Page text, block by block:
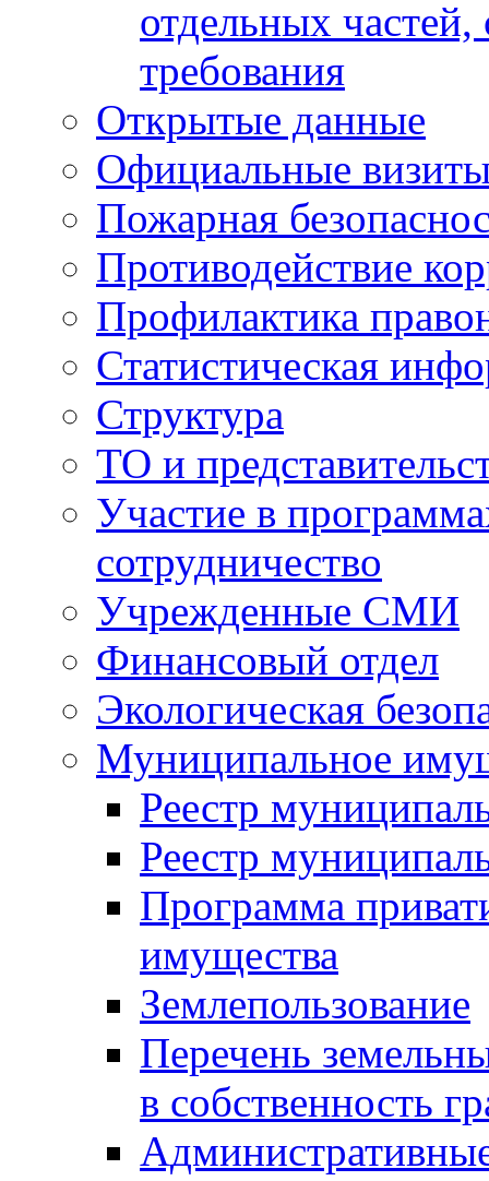
отдельных
требования
Открытые данные
Официальные
Пожарная
Противодействие
Профилактика
Статистическая
Структура
ТО и
Участие в
сотрудничество
Учрежденные СМИ
Финансовый отдел
Экологическая
Муниципальное
Реестр
Реестр
Программа
имущества
Землепользование
Перечень
в собственность